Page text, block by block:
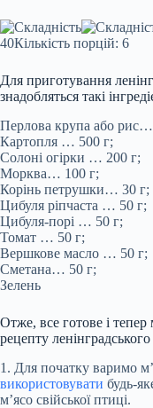
40Кількість порцій: 6
Для приготування
знадобляться такі
Перлова крупа або рис…
Картопля … 500 г;
Солоні огірки … 200 г;
Морква… 100 г;
Корінь петрушки… 30 г;
Цибуля ріпчаста … 50 г;
Цибуля-порі … 50 г;
Томат … 50 г;
Вершкове масло … 50 г;
Сметана… 50 г;
Зелень
Отже, все готове і
рецепту
1. Для початку варимо
використовувати будь-
м’ясо свійської птиці.